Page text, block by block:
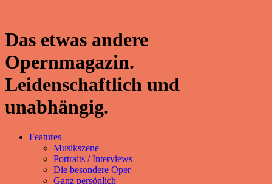
Das etwas andere
Opernmagazin.
Leidenschaftlich und
unabhängig.
Features
Musikszene
Portraits / Interviews
Die besondere Oper
Ganz persönlich